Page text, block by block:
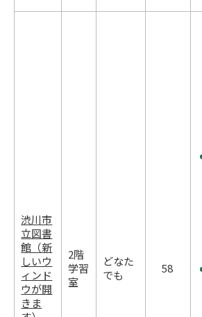
渋川市
立図書
館（新
しいウ
ィンド
ウが開
きま
2階
学習
室
どなた
でも
58